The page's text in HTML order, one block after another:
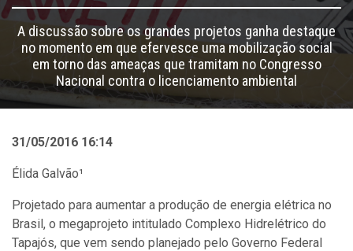
A discussão sobre os grandes projetos ganha destaque
no momento em que efervesce uma mobilização social
em torno das ameaças que tramitam no Congresso
Nacional contra o licenciamento ambiental
31/05/2016 16:14
Élida Galvão¹
Projetado para aumentar a produção de energia elétrica no
Brasil, o megaprojeto intitulado Complexo Hidrelétrico do
Tapajós, que vem sendo planejado pelo Governo Federal